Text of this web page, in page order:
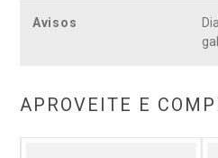
Avisos
APROVEITE E